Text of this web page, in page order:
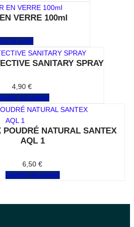
VERRE 100ml
la suite
SANITARY SPRAY
4,90 €
au panier
POUDRÉ NATURAL SANTEX
AQL 1
6,50 €
Ajouter au panier